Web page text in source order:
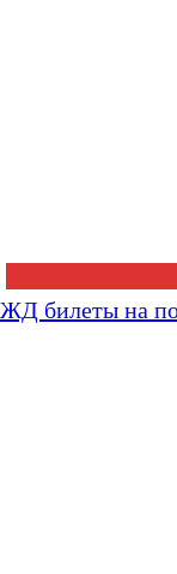
ЖД билеты на